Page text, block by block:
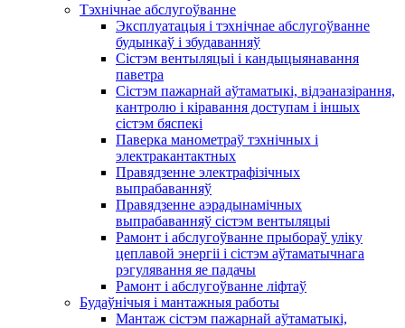
Тэхнічнае абслугоўванне
Эксплуатацыя і тэхнічнае абслугоўванне
будынкаў і збудаванняў
Сістэм вентыляцыі і кандыцыянавання
паветра
Сістэм пажарнай аўтаматыкі, відэаназірання,
кантролю і кіравання доступам і іншых
сістэм бяспекі
Паверка манометраў тэхнічных і
электракантактных
Правядзенне электрафізічных
выпрабаванняў
Правядзенне аэрадынамічных
выпрабаванняў сістэм вентыляцыі
Рамонт і абслугоўванне прыбораў уліку
цеплавой энергіі і сістэм аўтаматычнага
рэгулявання яе падачы
Рамонт і абслугоўванне ліфтаў
Будаўнічыя і мантажныя работы
Мантаж сістэм пажарнай аўтаматыкі,